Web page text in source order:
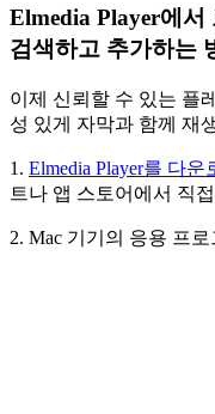
Elmedia Player에서
검색하고 추가하는
이제 신뢰할 수 있는 플
성 있게 자막과 함께 재
1. Elmedia Player를 다운
트나 앱 스토어에서 직
2. Mac 기기의 응용 프